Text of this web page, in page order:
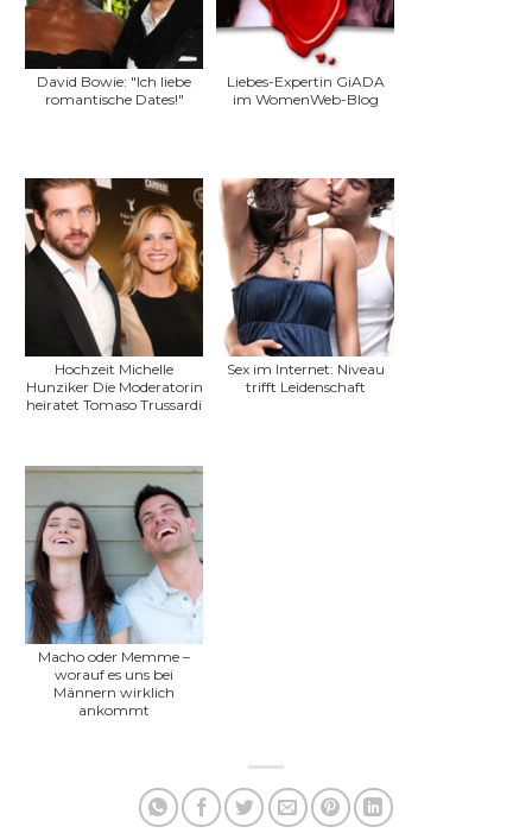
David Bowie: "Ich liebe
romantische Dates!"
Liebes-Expertin GiADA
im WomenWeb-Blog
Hochzeit Michelle
Hunziker Die Moderatorin
heiratet Tomaso Trussardi
Sex im Internet: Niveau
trifft Leidenschaft
Macho oder Memme –
worauf es uns bei
Männern wirklich
ankommt